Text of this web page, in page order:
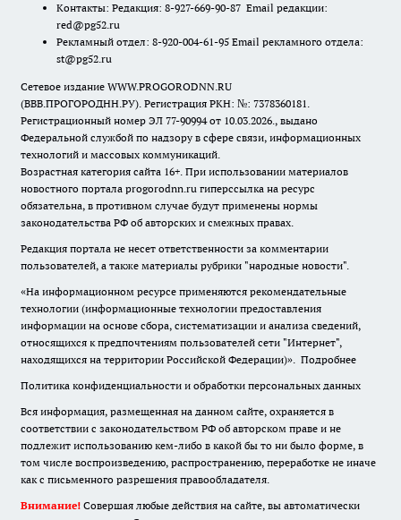
Контакты: Редакция: 8-927-669-90-87 Email редакции:
red@pg52.ru
Рекламный отдел: 8-920-004-61-95 Email рекламного отдела:
st@pg52.ru
Сетевое издание WWW.PROGORODNN.RU
(ВВВ.ПРОГОРОДНН.РУ). Регистрация РКН: №: 7378360181.
Регистрационный номер ЭЛ 77-90994 от 10.03.2026., выдано
Федеральной службой по надзору в сфере связи, информационных
технологий и массовых коммуникаций.
Возрастная категория сайта 16+. При использовании материалов
новостного портала progorodnn.ru гиперссылка на ресурс
обязательна, в противном случае будут применены нормы
законодательства РФ об авторских и смежных правах.
Редакция портала не несет ответственности за комментарии
пользователей, а также материалы рубрики "народные новости".
«На информационном ресурсе применяются рекомендательные
технологии (информационные технологии предоставления
информации на основе сбора, систематизации и анализа сведений,
относящихся к предпочтениям пользователей сети "Интернет",
находящихся на территории Российской Федерации)». Подробнее
Политика конфиденциальности и обработки персональных данных
Вся информация, размещенная на данном сайте, охраняется в
соответствии с законодательством РФ об авторском праве и не
подлежит использованию кем-либо в какой бы то ни было форме, в
том числе воспроизведению, распространению, переработке не иначе
как с письменного разрешения правообладателя.
Внимание! Совершая любые действия на сайте, вы автоматически